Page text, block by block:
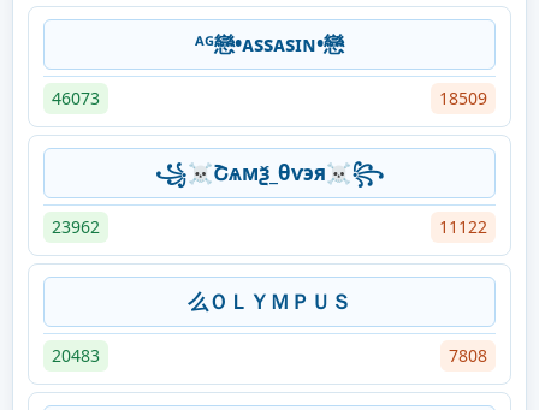
ᴬᴳ戀•ᴀssᴀsɪɴ•戀
46073 18509
️꧁️☠️Շѧмѯ_️θѵэя☠️꧂
23962 11122
么ＯＬＹＭＰＵＳ
20483 7808